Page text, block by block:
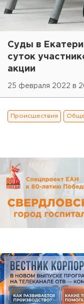
Суды в
суток
акции
25 февраля 2022 в
Происшествия